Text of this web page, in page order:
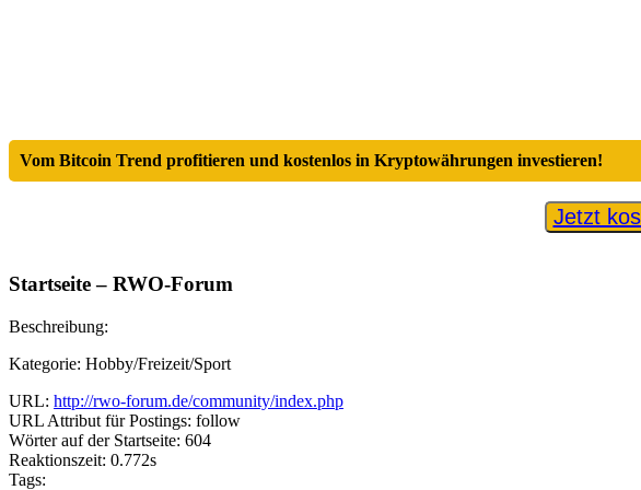
Vom Bitcoin Trend profitieren und kostenlos in Kryptowährungen investieren!
Jetzt
Startseite – RWO-Forum
Beschreibung:
Kategorie: Hobby/Freizeit/Sport
URL: http://rwo-forum.de/community/index.php
URL Attribut für Postings: follow
Wörter auf der Startseite: 604
Reaktionszeit: 0.772s
Tags: